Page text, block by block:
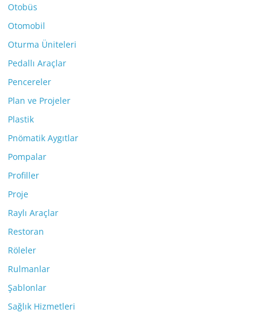
Otobüs
Otomobil
Oturma Üniteleri
Pedallı Araçlar
Pencereler
Plan ve Projeler
Plastik
Pnömatik Aygıtlar
Pompalar
Profiller
Proje
Raylı Araçlar
Restoran
Röleler
Rulmanlar
Şablonlar
Sağlık Hizmetleri